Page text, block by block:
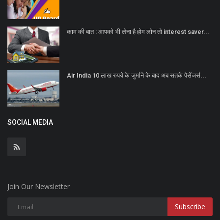
काम की बात : आपको भी लेना है होम लोन तो interest saver...
Air India 10 लाख रुपये के जुर्माने के बाद अब सतर्क पैसेंजर्स...
SOCIAL MEDIA
Join Our Newsletter
Subscribe